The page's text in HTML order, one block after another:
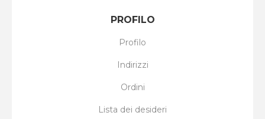
PROFILO
Profilo
Indirizzi
Ordini
Lista dei desideri